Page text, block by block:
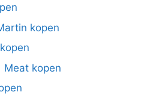
kopen
Meat kopen